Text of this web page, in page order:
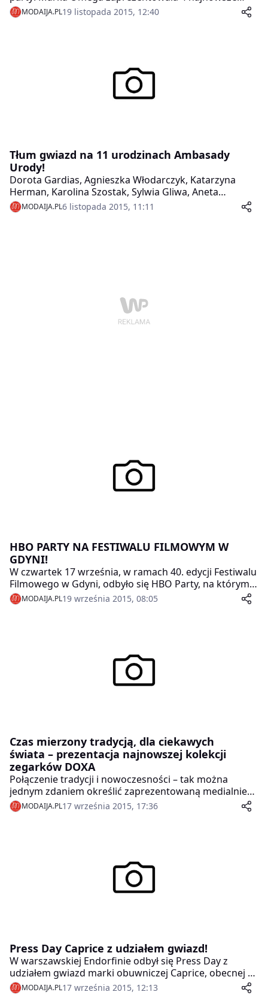
modele swoich zegarków. Prezentacji zachowanej w
bondowskim stylu towarzyszyło krótkie, szpiegowskie
MODAIJA.PL19 listopada 2015, 12:40
Tłum gwiazd na 11 urodzinach Ambasady
Urody!
Dorota Gardias, Agnieszka Włodarczyk, Katarzyna
Herman, Karolina Szostak, Sylwia Gliwa, Aneta
Todorczuk- Perchuć, Odeta Moro, Marta Kuligowska,
Dorota Williams, Marta Kuligowska, Anna Oberc –
MODAIJA.PL6 listopada 2015, 11:11
HBO PARTY NA FESTIWALU FILMOWYM W
GDYNI!
W czwartek 17 września, w ramach 40. edycji Festiwalu
Filmowego w Gdyni, odbyło się HBO Party, na którym
bawiły się między innymi licznie zgromadzone gwiazdy.
HBO Polska już po raz kolejny jest
MODAIJA.PL19 września 2015, 08:05
Czas mierzony tradycją, dla ciekawych
świata – prezentacja najnowszej kolekcji
zegarków DOXA
Połączenie tradycji i nowoczesności – tak można
jednym zdaniem określić zaprezentowaną medialnie
kolekcję zegarków kultowej szwajcarskiej marki DOXA.
MODAIJA.PL17 września 2015, 17:36
Press Day Caprice z udziałem gwiazd!
W warszawskiej Endorfinie odbył się Press Day z
udziałem gwiazd marki obuwniczej Caprice, obecnej w
Polsce od 1994 r. Na sezon Jesień-Zima 2015/2016
Caprice proponuje szeroki wybór modeli, od klasyki po
MODAIJA.PL17 września 2015, 12:13